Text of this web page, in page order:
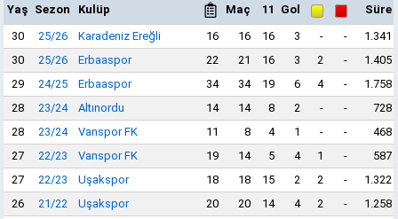
Yaş Sezon Kulüp Maç 11 Gol
Süre
30
25/26 Karadeniz Ereğli 16 16 16 3 - -
1.341
30
25/26 Erbaaspor 22 21 16 3 2 -
1.405
29
24/25 Erbaaspor 34 34 19 6 4 -
1.758
28
23/24 Altınordu 14 14 8 2 - -
728
28
23/24 Vanspor FK 11 8 4 1 - -
468
27
22/23 Vanspor FK 19 14 5 4 1 -
587
27
22/23 Uşakspor 18 18 15 2 2 -
1.322
26
21/22 Uşakspor 20 20 14 4 2 -
1.258